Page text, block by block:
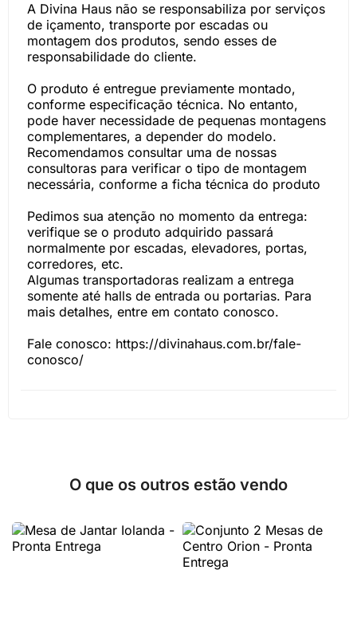
A Divina Haus não se responsabiliza por serviços
de içamento, transporte por escadas ou
montagem dos produtos, sendo esses de
responsabilidade do cliente.
O produto é entregue previamente montado,
conforme especificação técnica. No entanto,
pode haver necessidade de pequenas montagens
complementares, a depender do modelo.
Recomendamos consultar uma de nossas
consultoras para verificar o tipo de montagem
necessária, conforme a ficha técnica do produto
Pedimos sua atenção no momento da entrega:
verifique se o produto adquirido passará
normalmente por escadas, elevadores, portas,
corredores, etc.
Algumas transportadoras realizam a entrega
somente até halls de entrada ou portarias. Para
mais detalhes, entre em contato conosco.
Fale conosco: https://divinahaus.com.br/fale-
conosco/
O que os outros estão vendo